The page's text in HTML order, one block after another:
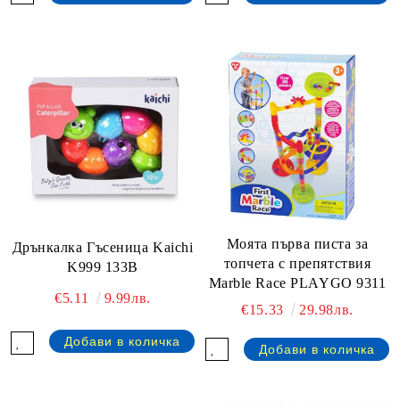
Дрънкалка Гъсеница Kaichi
K999 133B
€5.11 9.99лв.
Моята първа писта за
топчета с препятствия
Marble Race PLAYGO 9311
€15.33
29.98лв.